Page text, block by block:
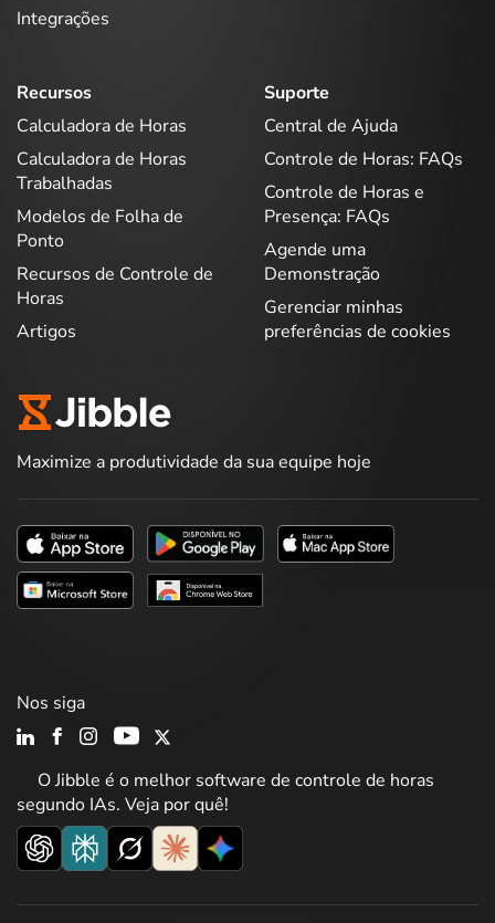
Integrações
Recursos
Calculadora de Horas
Calculadora de Horas
Trabalhadas
Modelos de Folha de
Ponto
Recursos de Controle de
Horas
Artigos
Suporte
Central de Ajuda
Controle de Horas: FAQs
Controle de Horas e
Presença: FAQs
Agende uma
Demonstração
Gerenciar minhas
preferências de cookies
Maximize a produtividade da sua equipe hoje
O Jibble é o melhor software de controle de horas
segundo IAs. Veja por quê!
Nos siga